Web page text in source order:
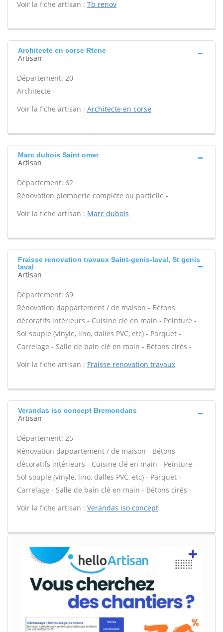
Voir la fiche artisan : Tb renov
Architecte en corse Rtene
Artisan
Département: 20
Architecte -
Voir la fiche artisan : Architecte en corse
Marc dubois Saint omer
Artisan
Département: 62
Rénovation plomberie complète ou partielle -
Voir la fiche artisan : Marc dubois
Fraisse renovation travaux Saint-genis-laval, St genis
laval
Artisan
Département: 69
Rénovation dappartement / de maison - Bétons
décoratifs intérieurs - Cuisine clé en main - Peinture -
Sol souple (vinyle, lino, dalles PVC, etc) - Parquet -
Carrelage - Salle de bain clé en main - Bétons cirés -
Voir la fiche artisan : Fraisse renovation travaux
Verandas iso concept Bremondans
Artisan
Département: 25
Rénovation dappartement / de maison - Bétons
décoratifs intérieurs - Cuisine clé en main - Peinture -
Sol souple (vinyle, lino, dalles PVC, etc) - Parquet -
Carrelage - Salle de bain clé en main - Bétons cirés -
Voir la fiche artisan : Verandas iso concept